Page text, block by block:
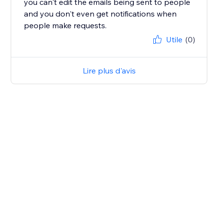
you can't edit the emails being sent to people
and you don't even get notifications when
people make requests.
Utile (0)
Lire plus d'avis